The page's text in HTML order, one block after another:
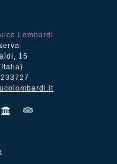
Lombardi
15